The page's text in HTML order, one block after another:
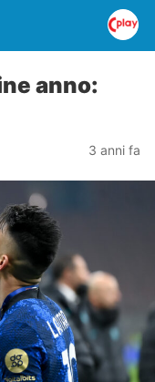
anno:
3 anni fa